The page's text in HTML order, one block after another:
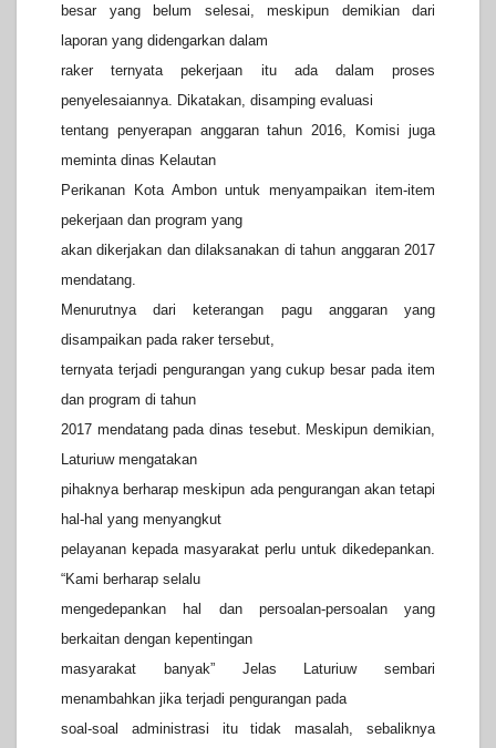
besar yang belum selesai, meskipun demikian dari
laporan yang didengarkan dalam
raker ternyata pekerjaan itu ada dalam proses
penyelesaiannya. Dikatakan, disamping evaluasi
tentang penyerapan anggaran tahun 2016, Komisi juga
meminta dinas Kelautan
Perikanan Kota Ambon untuk menyampaikan item-item
pekerjaan dan program yang
akan dikerjakan dan dilaksanakan di tahun anggaran 2017
mendatang.
Menurutnya dari keterangan pagu anggaran yang
disampaikan pada raker tersebut,
ternyata terjadi pengurangan yang cukup besar pada item
dan program di tahun
2017 mendatang pada dinas tesebut. Meskipun demikian,
Laturiuw mengatakan
pihaknya berharap meskipun ada pengurangan akan tetapi
hal-hal yang menyangkut
pelayanan kepada masyarakat perlu untuk dikedepankan.
“Kami berharap selalu
mengedepankan hal dan persoalan-persoalan yang
berkaitan dengan kepentingan
masyarakat banyak” Jelas Laturiuw sembari
menambahkan jika terjadi pengurangan pada
soal-soal administrasi itu tidak masalah, sebaliknya